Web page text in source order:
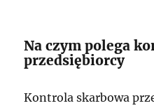
Na czym polega
przedsiębiorcy
Kontrola skarbowa